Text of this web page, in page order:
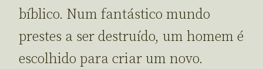
bíblico. Num fantástico mundo
prestes a ser destruído, um homem é
escolhido para criar um novo.